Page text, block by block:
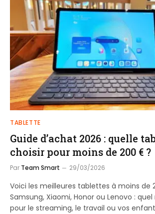
TABLETTE
Guide d’achat 2026 : quelle
choisir pour moins de 200 € ?
Par Team Smart 29/03/2026
Voici les meilleures tablettes à moins de
Samsung, Xiaomi, Honor ou Lenovo :
pour le streaming, le travail ou vos